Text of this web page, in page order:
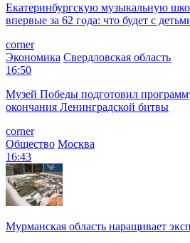
Екатеринбургскую музыкальную
впервые за 62 года: что будет с
corner
Экономика Свердловская область
16:50
Музей Победы подготовил
окончания Ленинградской битвы
corner
Общество Москва
16:43
Мурманская область наращивает